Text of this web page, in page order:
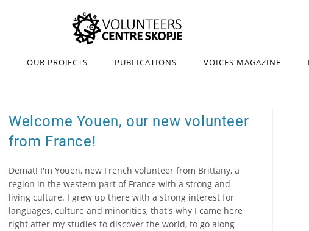
OUR PROJECTS PUBLICATIONS VOICES MAGAZINE
Welcome Youen, our new volunteer
from France!
Demat! I'm Youen, new French volunteer from Brittany, a
region in the western part of France with a strong and
living culture. I grew up there with a strong interest for
languages, culture and minorities, that's why I came here
right after my studies to discover the world, to go along